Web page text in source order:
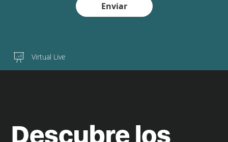
Enviar
Virtual Live
Descubre los